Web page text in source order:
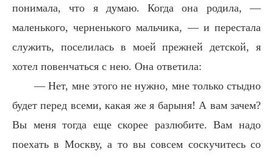
понимала, что я думаю. Когда она родила, —
маленького, черненького мальчика, — и перестала
служить, поселилась в моей прежней детской, я
хотел повенчаться с нею. Она ответила:
— Нет, мне этого не нужно, мне только стыдно
будет перед всеми, какая же я барыня! А вам зачем?
Вы меня тогда еще скорее разлюбите. Вам надо
поехать в Москву, а то вы совсем соскучитесь со